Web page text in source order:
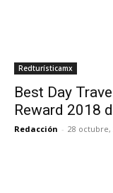
Redturísticamx
Best Day
Reward 2018
Redacción - 28 octubre,